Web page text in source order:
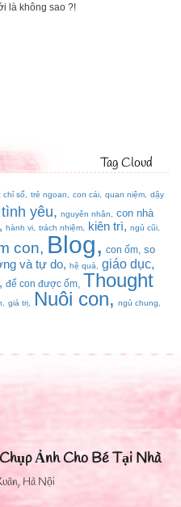
là không sao ?!
Tag Cloud
chỉ số trẻ ngoan con cái quan niệm dậy
tình yêu nguyên nhân
con nhà
hành vi trách nhiệm kiên trì ngủ cũi
con Blog con ốm so
và tự do hệ quả giáo dục
để con được ốm Thought
giá trị Nuôi con
ngủ chung
Ảnh Cho Bé Tại Nhà
Hà Nội